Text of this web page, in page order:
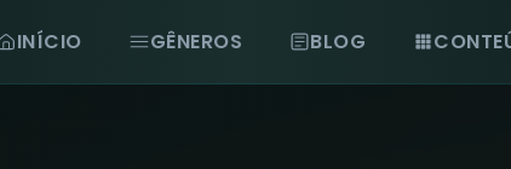
INÍCIO GÊNEROS BLOG